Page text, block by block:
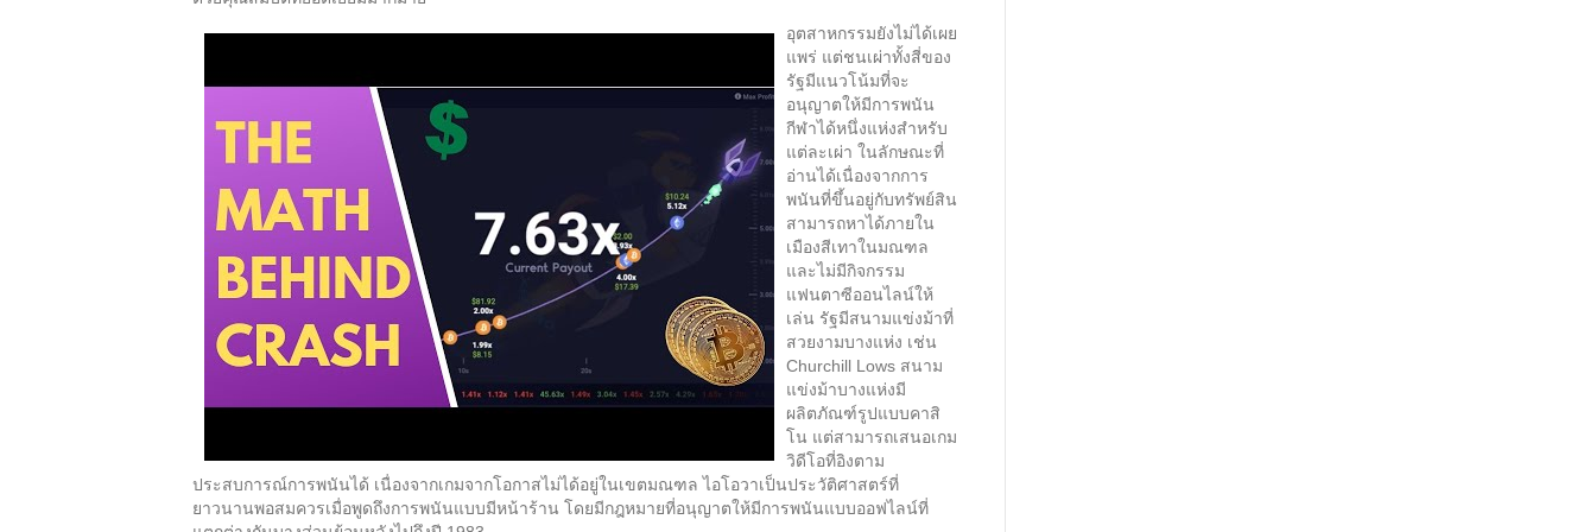
อุตสาหกรรมยังไม่ได้เผย
แพร่ แต่ชนเผ่าทั้งสี่ของ
รัฐมีแนวโน้มที่จะ
อนุญาตให้มีการพนัน
กีฬาได้หนึ่งแห่งสำหรับ
แต่ละเผ่า ในลักษณะที่
อ่านได้เนื่องจากการ
พนันที่ขึ้นอยู่กับทรัพย์สิน
สามารถหาได้ภายใน
เมืองสีเทาในมณฑล
และไม่มีกิจกรรม
แฟนตาซีออนไลน์ให้
เล่น รัฐมีสนามแข่งม้าที่
สวยงามบางแห่ง เช่น
Churchill Lows สนาม
แข่งม้าบางแห่งมี
ผลิตภัณฑ์รูปแบบคาสิ
โน แต่สามารถเสนอเกม
วิดีโอที่อิงตาม
ประสบการณ์การพนันได้ เนื่องจากเกมจากโอกาสไม่ได้อยู่ในเขตมณฑล ไอโอวาเป็นประวัติศาสตร์ที่
ยาวนานพอสมควรเมื่อพูดถึงการพนันแบบมีหน้าร้าน โดยมีกฎหมายที่อนุญาตให้มีการพนันแบบออฟไลน์ที่